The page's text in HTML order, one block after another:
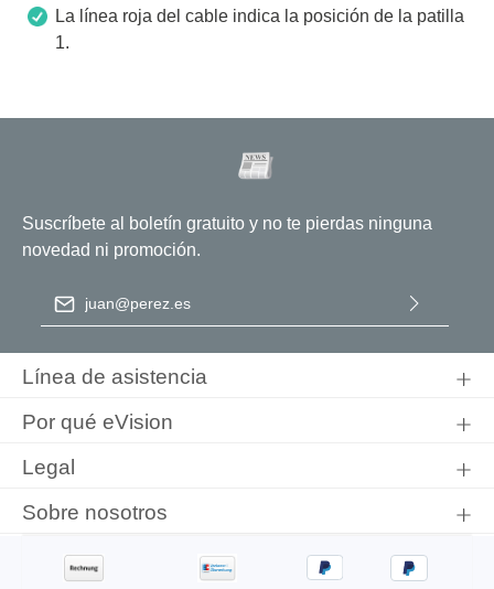
La línea roja del cable indica la posición de la patilla
1.
Suscríbete al boletín gratuito y no te pierdas ninguna
novedad ni promoción.
Dirección de correo electrónico
términos y condiciones generales
Línea de asistencia
Por qué eVision
Legal
Sobre nosotros